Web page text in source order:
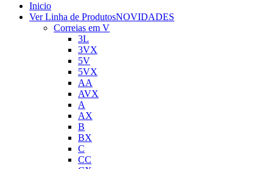
Inicio
Ver Linha de ProdutosNOVIDADES
Correias em V
3L
3VX
5V
5VX
AA
AVX
A
AX
B
BX
C
CC